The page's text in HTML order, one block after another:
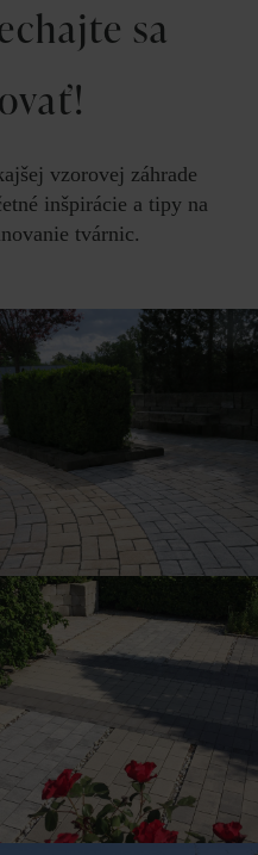
sa
vzorovej záhrade
inšpirácie a tipy na
tvárnic.